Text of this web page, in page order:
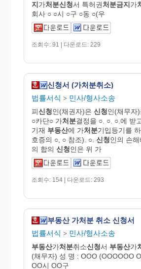
지가처분신청서 특허권처분금지가
회사 ○ ○시 ○구 ○동 ○(우
조회수: 91 | 다운로드: 229
신청서 (가처분취소)
법률서식 > 민사/형사소송
피신청인(채권자)은 신청인(채무자
○카단○ 가처분결정을 ○. ○. ○.에 받
기재 부동산에 가처분기입등기를
호증의 ○, ○ 참조). ○. 신청인의 손
의 합의 신청인은 위 가
조회수: 154 | 다운로드: 293
부동산 가처분 취소 신청서
법률서식 > 민사/형사소송
부동산가처분취소신청서 부동산가
(채무자) 성 명 : OOO (OOOOOO
OO시 OO구